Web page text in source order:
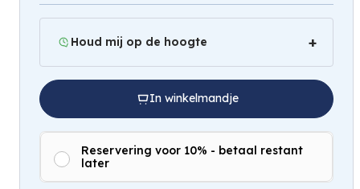
Houd mij op de hoogte
In winkelmandje
Reservering voor 10% - betaal restant
later